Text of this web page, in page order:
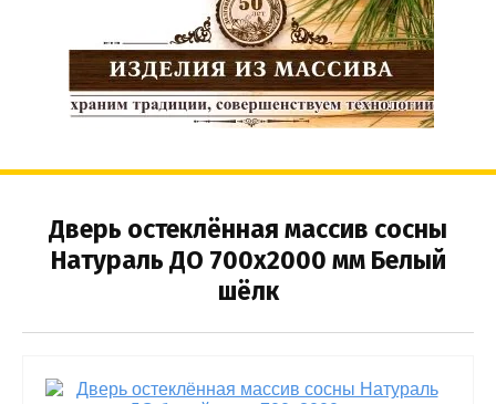
Дверь остеклённая массив сосны
Натураль ДО 700x2000 мм Белый
шёлк